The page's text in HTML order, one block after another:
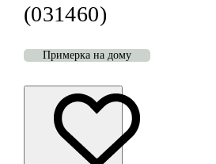
(031460)
Примерка на дому